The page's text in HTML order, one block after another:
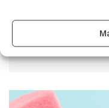
Vaginalflora wieder